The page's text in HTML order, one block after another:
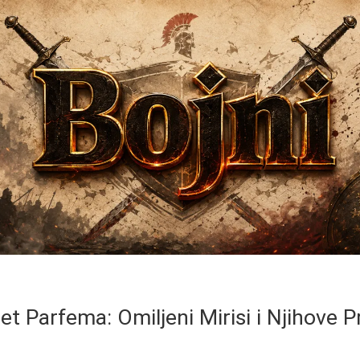
Parfema: Omiljeni Mirisi i Njihove